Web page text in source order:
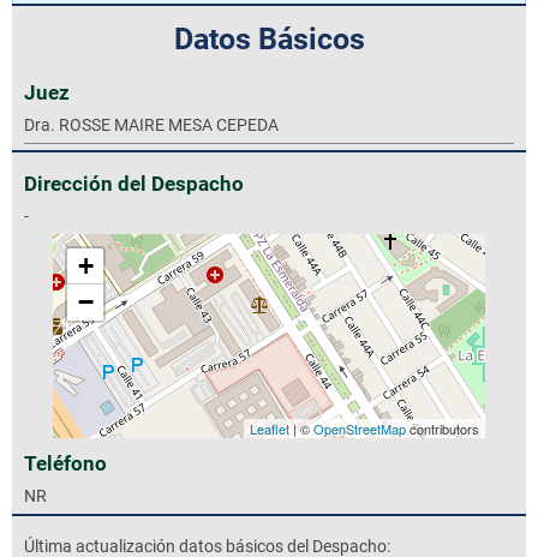
Datos Básicos
Juez
Dra. ROSSE MAIRE MESA CEPEDA
Dirección del Despacho
-
+
−
Leaflet| ©OpenStreetMapcontributors
Teléfono
NR
Última actualización datos básicos del Despacho: